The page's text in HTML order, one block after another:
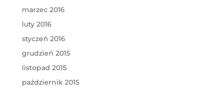
marzec 2016
luty 2016
styczeń 2016
grudzień 2015
listopad 2015
październik 2015